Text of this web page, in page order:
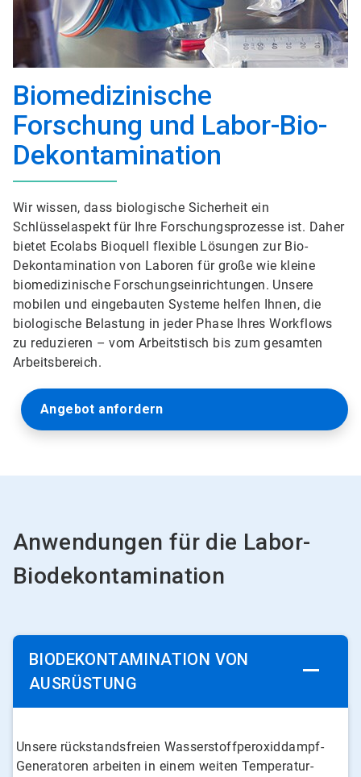
Biomedizinische
Forschung und Labor-Bio-
Dekontamination
Wir wissen, dass biologische Sicherheit ein
Schlüsselaspekt für Ihre Forschungsprozesse ist. Daher
bietet Ecolabs Bioquell flexible Lösungen zur Bio-
Dekontamination von Laboren für große wie kleine
biomedizinische Forschungseinrichtungen. Unsere
mobilen und eingebauten Systeme helfen Ihnen, die
biologische Belastung in jeder Phase Ihres Workflows
zu reduzieren – vom Arbeitstisch bis zum gesamten
Arbeitsbereich.
Angebot anfordern
Anwendungen für die Labor-
Biodekontamination
BIODEKONTAMINATION VON
AUSRÜSTUNG
Unsere rückstandsfreien Wasserstoffperoxiddampf-
Generatoren arbeiten in einem weiten Temperatur-